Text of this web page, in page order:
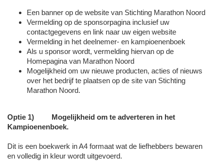
Een banner op de website van Stichting Marathon Noord
Vermelding op de sponsorpagina inclusief uw
contactgegevens en link naar uw eigen website
Vermelding in het deelnemer- en kampioenenboek
Als u sponsor wordt, vermelding hiervan op de
Homepagina van Marathon Noord
Mogelijkheid om uw nieuwe producten, acties of nieuws
over het bedrijf te plaatsen op de site van Stichting
Marathon Noord.
Optie 1) Mogelijkheid om te adverteren in het
Kampioenenboek.
Dit is een boekwerk in A4 formaat wat de liefhebbers bewaren
en volledig in kleur wordt uitgevoerd.